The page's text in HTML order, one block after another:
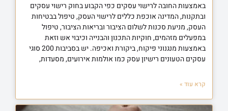
באמצעות החובה לרישוי עסקים כפי הקבוע בחוק רישוי עסקים
ובתקנות, המדינה אוכפת כללים לרישוי העסק, טיפול בבטיחות
העסק, מניעת סכנות לשלום הציבור ובריאות הציבור, טיפול
במפעלים מזהמים, חוקיות התכנון והבנייה וכיבוי אש וזאת
באמצעות מנגנוני פיקוח, ביקורת ואכיפה. יש בסביבות 200 סוגי
עסקים הטעונים רישיון עסק כמו אולמות אירועים, מסעדות,
קרא עוד »